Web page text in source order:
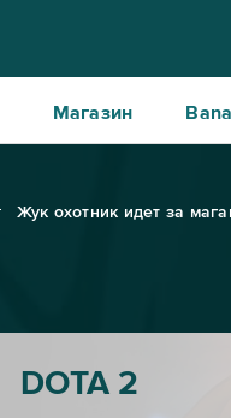
Магазин
Жук охотник идет за
DOTA 2